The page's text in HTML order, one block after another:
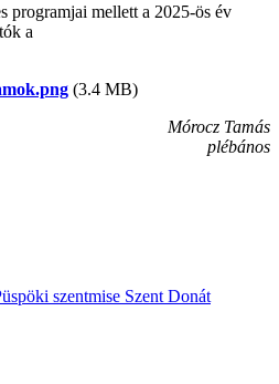
programjai mellett a 2025-ös év
a
(3.4 MB)
Mórocz Tamás
plébános
szentmise Szent Donát